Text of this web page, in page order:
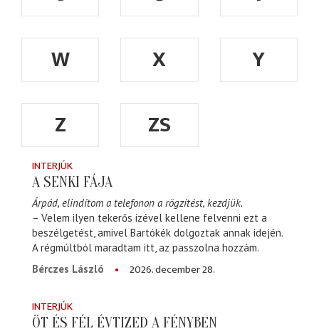
W
X
Y
Z
ZS
INTERJÚK
A SENKI FÁJA
Árpád, elindítom a telefonon a rögzítést, kezdjük.
– Velem ilyen tekerős izével kellene felvenni ezt a
beszélgetést, amivel Bartókék dolgoztak annak idején.
A régmúltból maradtam itt, az passzolna hozzám.
Bérczes László
2026. december 28.
INTERJÚK
ÖT ÉS FÉL ÉVTIZED A FÉNYBEN